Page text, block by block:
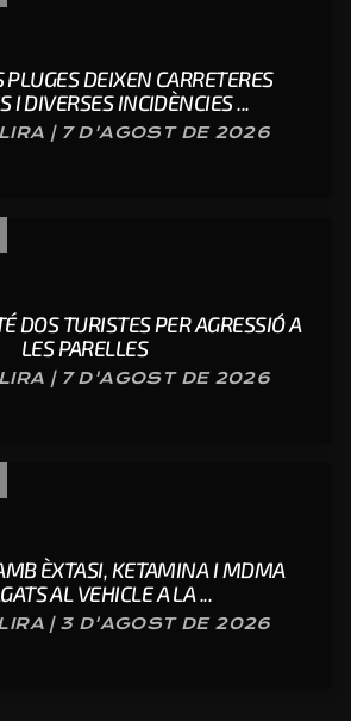
PLUGES DEIXEN CARRETERES
I DIVERSES INCIDÈNCIES ...
| 7 D'AGOST DE 2026
DOS TURISTES PER AGRESSIÓ A
LES PARELLES
| 7 D'AGOST DE 2026
ÈXTASI, KETAMINA I MDMA
AL VEHICLE A LA ...
| 3 D'AGOST DE 2026